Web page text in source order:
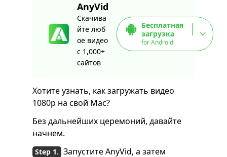
AnyVid
Скачива
йте люб
ое видео
с 1,000+
сайтов
Бесплатная
загрузка
for Android
Хотите узнать, как загружать видео
1080p на свой Mac?
Без дальнейших церемоний, давайте
начнем.
Запустите AnyVid, а затем